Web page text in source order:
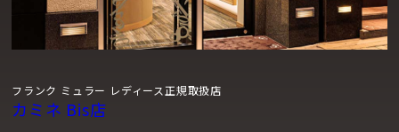
フランク ミュラー レディース正規取扱店
カミネ Bis店